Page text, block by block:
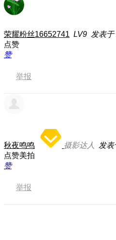
荣耀粉丝16652741 LV9 发表
点赞
赞
举报
秋夜鸣鸣 摄影达人 发表
点赞美拍
赞
举报